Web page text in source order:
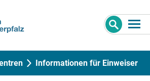
Informationen für Einweiser